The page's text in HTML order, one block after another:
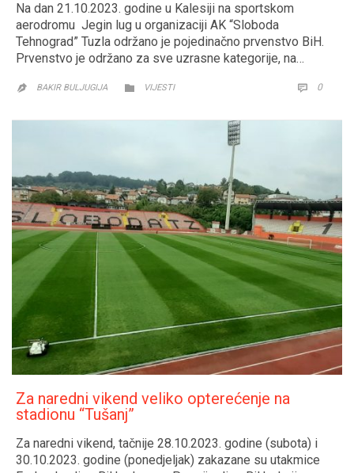
Na dan 21.10.2023. godine u Kalesiji na sportskom
aerodromu Jegin lug u organizaciji AK “Sloboda
Tehnograd” Tuzla održano je pojedinačno prvenstvo BiH.
Prvenstvo je održano za sve uzrasne kategorije, na…
 BAKIR BULJUGIJA  CATEGORY
VIJESTI  0
Za naredni vikend veliko opterećenje na
stadionu “Tušanj”
Za naredni vikend, tačnije 28.10.2023. godine (subota) i
30.10.2023. godine (ponedjeljak) zakazane su utakmice